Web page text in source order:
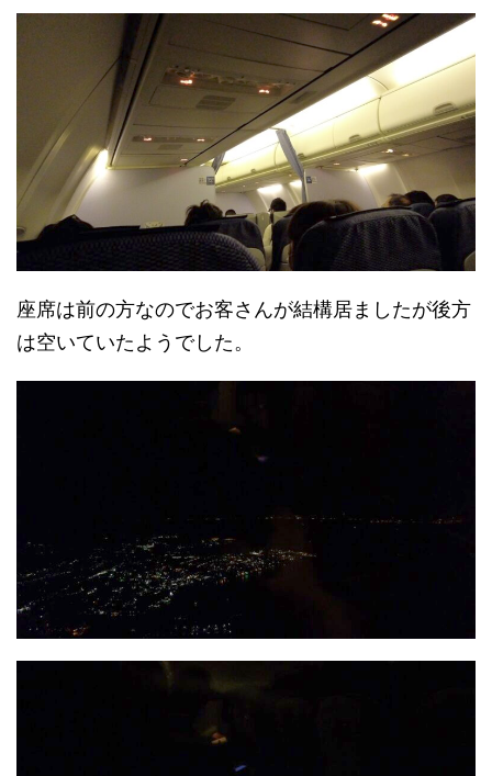
座席は前の方なのでお客さんが結構居ましたが後方
は空いていたようでした。